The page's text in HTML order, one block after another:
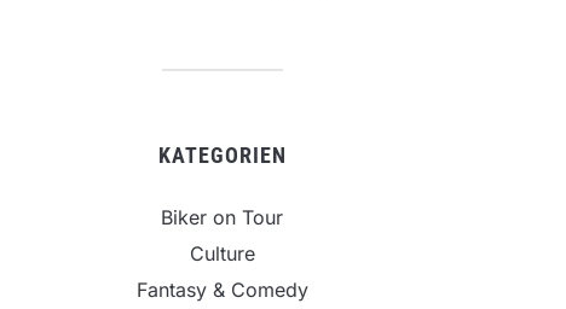
KATEGORIEN
Biker on Tour
Culture
Fantasy & Comedy